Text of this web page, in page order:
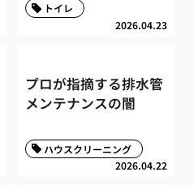
2026.04.23
トイレ
プロが指摘する排水管
メンテナンスの闇
2026.04.22
ハウスクリーニング